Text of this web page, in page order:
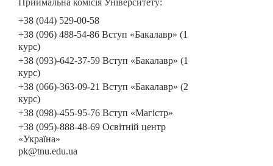
Приймальна комісія Університету:
+38 (044) 529-00-58
+38 (096) 488-54-86 Вступ «Бакалавр» (1
курс)
+38 (093)-642-37-59 Вступ «Бакалавр» (1
курс)
+38 (066)-363-09-21 Вступ «Бакалавр» (2
курс)
+38 (098)-455-95-76 Вступ «Магістр»
+38 (095)-888-48-69 Освітній центр
«Україна»
pk@tnu.edu.ua